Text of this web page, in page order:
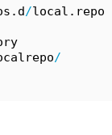
/local.repo
/